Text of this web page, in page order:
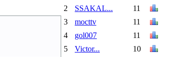
2
SSAKAL...
11
3
mocttv
11
4
gol007
11
5
Victor... 10